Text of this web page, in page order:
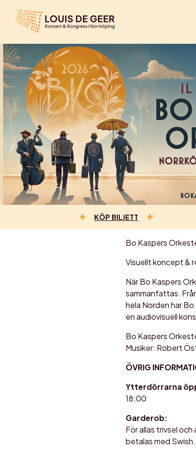
KÖP BILJETT
Bo Kaspers
Visuellt koncept &
När Bo Kaspers
sammanfattas.
hela Norden har
en audiovisuell
Bo Kaspers
Musiker: Robert
ÖVRIG
Ytterdörrarna
18:00
Garderob:
För allas trivsel
betalas med Swish.